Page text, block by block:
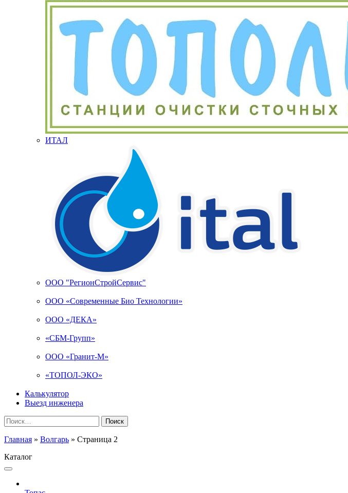
ИТАЛ
ООО "РегионСтройСервис"
ООО «Современные Био Технологии»
ООО «ДЕКА»
«СБМ-Групп»
ООО «Гранит-М»
«ТОПОЛ-ЭКО»
Калькулятор
Выезд инженера
Найти:
Главная » Волгарь » Страница 2
Каталог